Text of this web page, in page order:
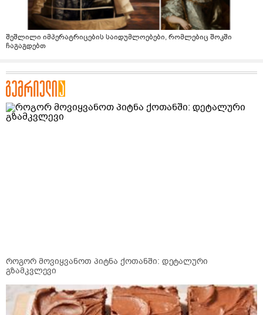
შეშლილი იმპერატრიცების საიდუმლოებები, რომლებიც შოკში
ჩაგაგდებთ
როგორ მოვიყვანოთ პიტნა ქოთანში: დეტალური
გზამკვლევი